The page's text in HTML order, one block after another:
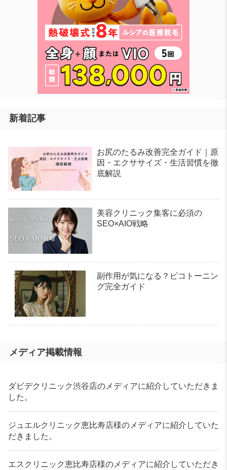
新着記事
お尻のたるみ改善完全ガイド｜原
因・エクササイズ・生活習慣を徹
底解説
美容クリニック集客に必須の
SEO×AIO戦略
副作用が気になる？ピコトーニン
グ完全ガイド
メディア掲載情報
ダビデクリニック渋谷店のメディアに紹介していただきま
した。
ジュエルクリニック恵比寿店様のメディアに紹介していた
だきました。
エスクリニック恵比寿店様のメディアに紹介していただき